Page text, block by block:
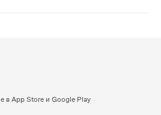
в App Store и Google Play